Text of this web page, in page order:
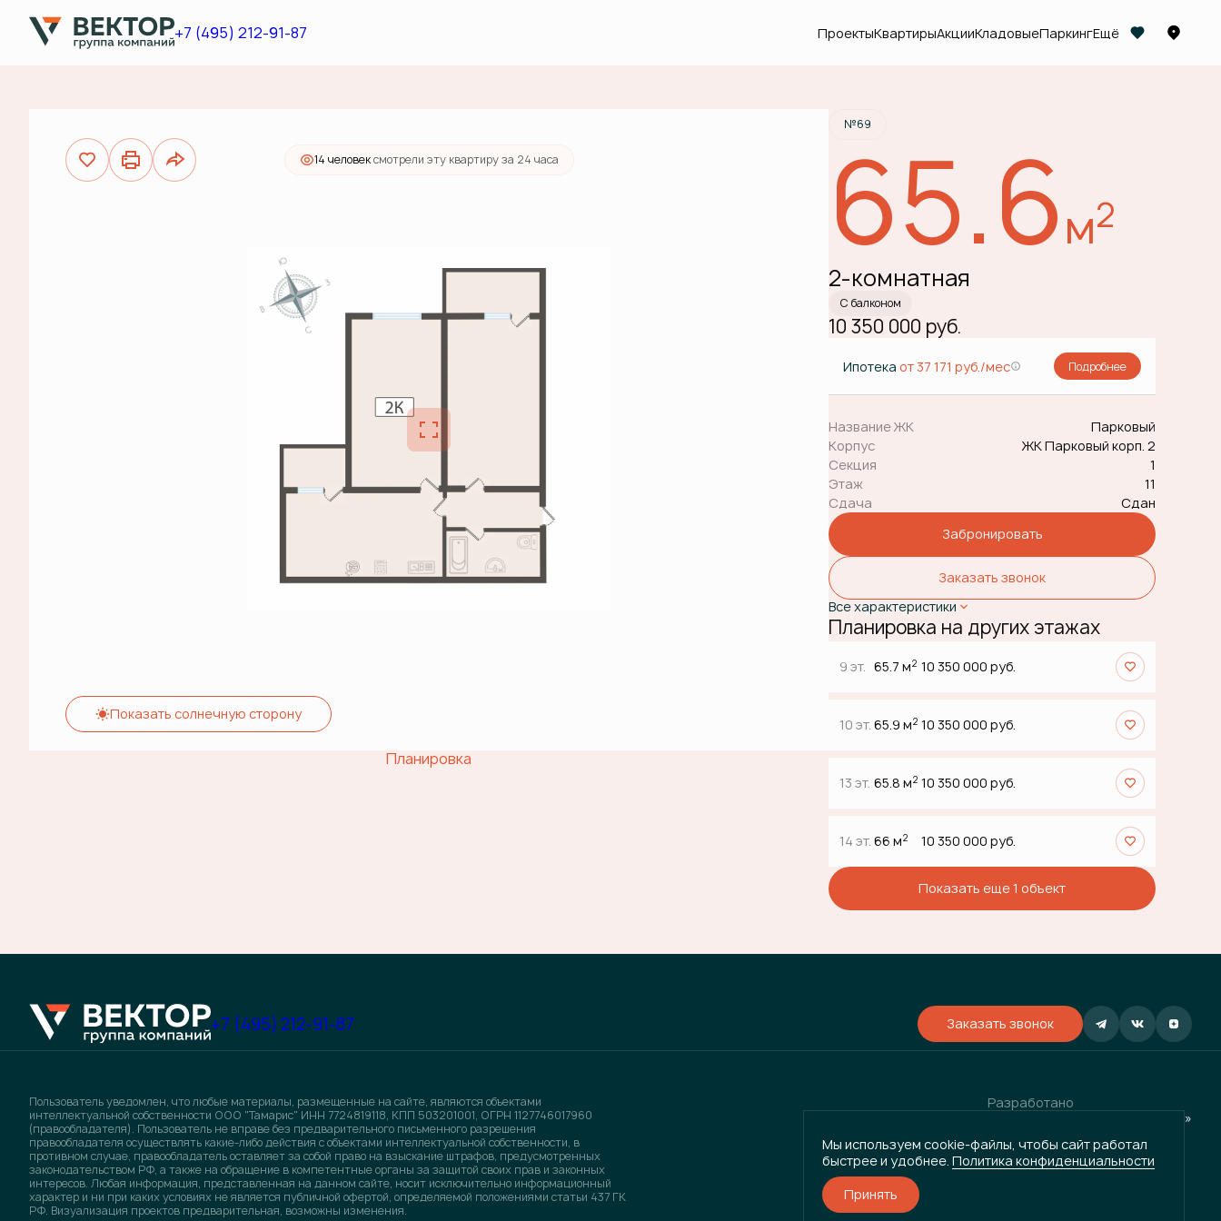
+7 (495) 212-91-87 ПроектыКвартирыАкцииКладовыеПаркингЕщё
2-комнатная65.6 м210 350 000 руб. Забронировать
14 человексмотрели эту квартиру за 24 часа
Показать солнечную сторону
Планировка
№69
65.6м2
2-комнатная
С балконом
10 350 000 руб.
Ипотека от 37 171 руб./мес Подробнее
Название ЖК
Парковый
Корпус
ЖК Парковый корп. 2
Секция
1
Этаж
11
Сдача
Сдан
Забронировать
Заказать звонок
Все характеристики
Планировка на других этажах
9 эт. 65.7 м2 10 350 000 руб.
10 эт. 65.9 м2 10 350 000 руб.
13 эт. 65.8 м2 10 350 000 руб.
14 эт. 66 м2 10 350 000 руб.
Показать еще 1 объект
+7 (495) 212-91-87 Заказать звонок
Пользователь уведомлен, что любые материалы, размещенные на сайте, являются объектами
интеллектуальной собственности ООО "Тамарис" ИНН 7724819118, КПП 503201001, ОГРН 1127746017960
(правообладателя). Пользователь не вправе без предварительного письменного разрешения
правообладателя осуществлять какие-либо действия с объектами интеллектуальной собственности, в
противном случае, правообладатель оставляет за собой право на взыскание штрафов, предусмотренных
законодательством РФ, а также на обращение в компетентные органы за защитой своих прав и законных
интересов. Любая информация, представленная на данном сайте, носит исключительно информационный
характер и ни при каких условиях не является публичной офертой, определяемой положениями статьи 437 ГК
РФ. Визуализация проектов предварительная, возможны изменения.
Разработано
ГРУППА КОМПАНИЙ «ВЕКТОР»
Мы используем cookie-файлы, чтобы сайт работал
быстрее и удобнее. Политика конфиденциальности
Принять